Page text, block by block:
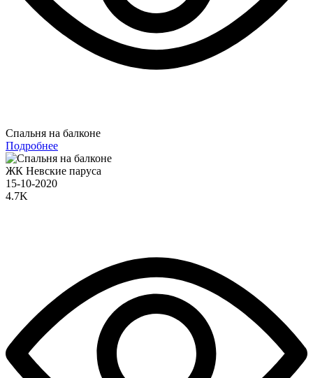
Спальня на балконе
Подробнее
ЖК Невские паруса
15-10-2020
4.7K